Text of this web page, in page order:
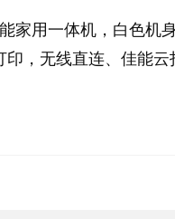
家用一体机，白色
，无线直连、佳能